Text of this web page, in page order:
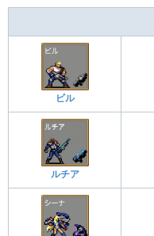
ビル
ルチア